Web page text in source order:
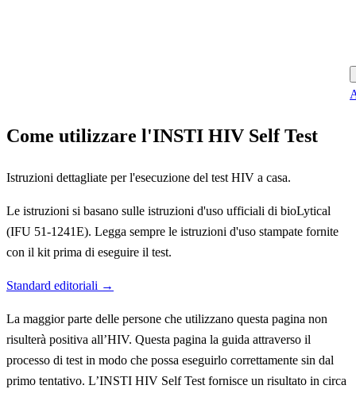
Come utilizzare l'INSTI HIV Self Test
Istruzioni dettagliate per l'esecuzione del test HIV a casa.
Le istruzioni si basano sulle istruzioni d'uso ufficiali di bioLytical
(IFU 51-1241E). Legga sempre le istruzioni d'uso stampate fornite
con il kit prima di eseguire il test.
Standard editoriali →
La maggior parte delle persone che utilizzano questa pagina non
risulterà positiva all’HIV. Questa pagina la guida attraverso il
processo di test in modo che possa eseguirlo correttamente sin dal
primo tentativo. L’INSTI HIV Self Test fornisce un risultato in circa